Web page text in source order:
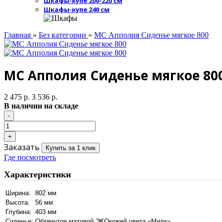
Шкафы-купе 240 см
Главная » Без категории » МС Апполия Сиденье мягкое 800
МС Апполия Сиденье мягкое
2 475 р. 3 536 р.
В наличии на складе
Заказать Купить за 1 клик
Где посмотреть
Характеристики
Ширина:
802 мм
Высота:
56 мм
Глубина: 403 мм